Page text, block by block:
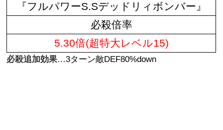
『フルパワーS.Sデッドリィボンバー』
必殺倍率
5.30倍(超特大レベル15)
必殺追加効果…3ターン敵DEF80%down